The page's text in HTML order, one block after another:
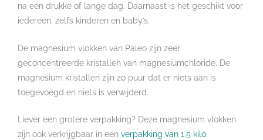
na een drukke of lange dag. Daarnaast is het geschikt voor
iedereen, zelfs kinderen en baby’s.
De magnesium vlokken van Paleo zijn zeer
geconcentreerde kristallen van magnesiumchloride. De
magnesium kristallen zijn zo puur dat er niets aan is
toegevoegd en niets is verwijderd.
Liever een grotere verpakking? Deze magnesium vlokken
zijn ook verkrijgbaar in een verpakking van 1.5 kilo.